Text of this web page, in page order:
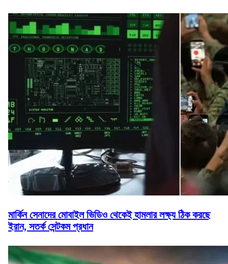
মার্কিন সেনাদের মোবাইল ভিডিও থেকেই হামলার লক্ষ্য ঠিক করছে
ইরান, সতর্ক সেন্টকম প্রধান